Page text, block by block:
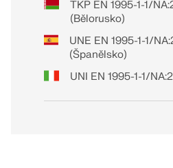
TKP EN 1995-1-1/
(Bělorusko)
UNE EN 1995-1-1/
(Španělsko)
UNI EN 1995-1-1/